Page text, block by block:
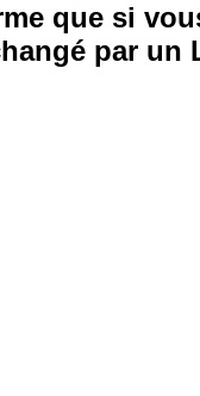
que si
par un